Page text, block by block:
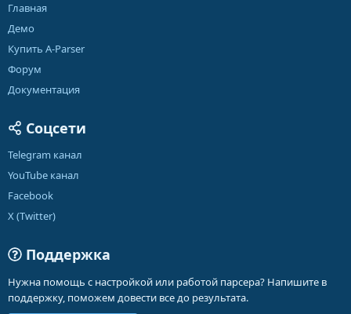
Главная
Демо
Купить A-Parser
Форум
Документация
Соцсети
Telegram канал
YouTube канал
Facebook
X (Twitter)
Поддержка
Нужна помощь с настройкой или работой парсера? Напишите в
поддержку, поможем довести все до результата.